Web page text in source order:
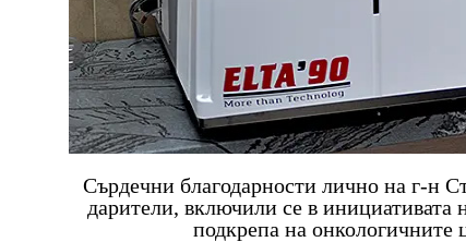
Сърдечни благодарности лично на г-н
дарители, включили се в
подкрепа на онкологичните